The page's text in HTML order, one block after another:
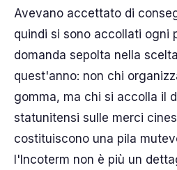
Avevano accettato di
quindi si sono accollati ogni
domanda sepolta nella
quest'anno: non chi
gomma, ma chi si accolla il
statunitensi sulle merci
costituiscono una pila
l'Incoterm non è più un